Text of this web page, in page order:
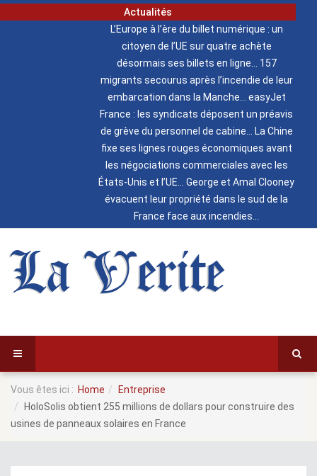
Actualités
L’Europe à l’ère du billet numérique : un
citoyen de l’UE sur quatre achète
désormais ses billets en ligne
157
migrants secourus après l’incendie de leur
embarcation dans la Manche
easyJet
France : les syndicats déposent un préavis
de grève du personnel de cabine
La Chine
fixe ses lignes rouges économiques avant
les négociations commerciales avec les
États-Unis et l’UE
George et Amal Clooney
évacuent leur propriété dans le sud de la
France face aux incendies
La Verite
Vous êtes ici : Home
Entreprise
HoloSolis obtient 255 millions de dollars pour construire des
usines de panneaux solaires en France